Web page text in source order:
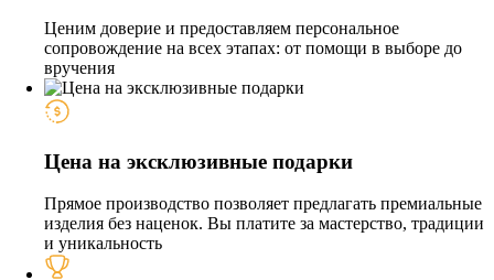
Ценим доверие и предоставляем персональное
сопровождение на всех этапах: от помощи в выборе до
вручения
Цена на эксклюзивные подарки
Прямое производство позволяет предлагать премиальные
изделия без наценок. Вы платите за мастерство, традиции
и уникальность